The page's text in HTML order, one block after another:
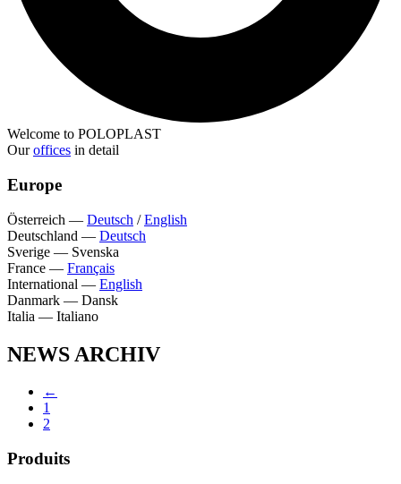
Welcome to POLOPLAST
Ouroffices in detail
Europe
Österreich — Deutsch /English
Deutschland — Deutsch
Sverige — Svenska
France — Français
International — English
Danmark — Dansk
Italia — Italiano
NEWS ARCHIV
←
1
2
Produits